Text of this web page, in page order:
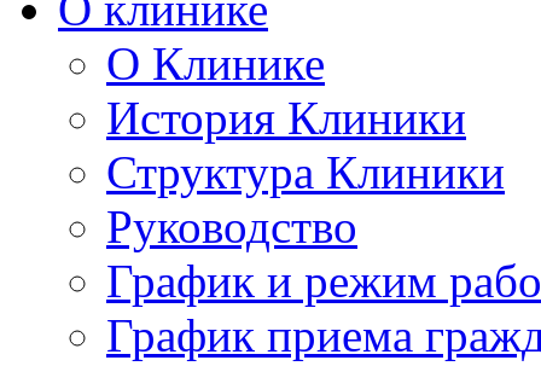
О Клинике
История Клиники
Структура Клиники
Руководство
График и режим
График приема